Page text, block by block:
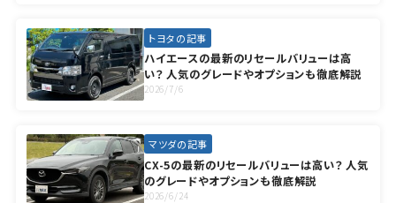
トヨタの記事
ハイエースの最新のリセールバリューは高
い？ 人気のグレードやオプションも徹底解説
2026/7/6
マツダの記事
CX-5の最新のリセールバリューは高い？ 人気
のグレードやオプションも徹底解説
2026/6/24